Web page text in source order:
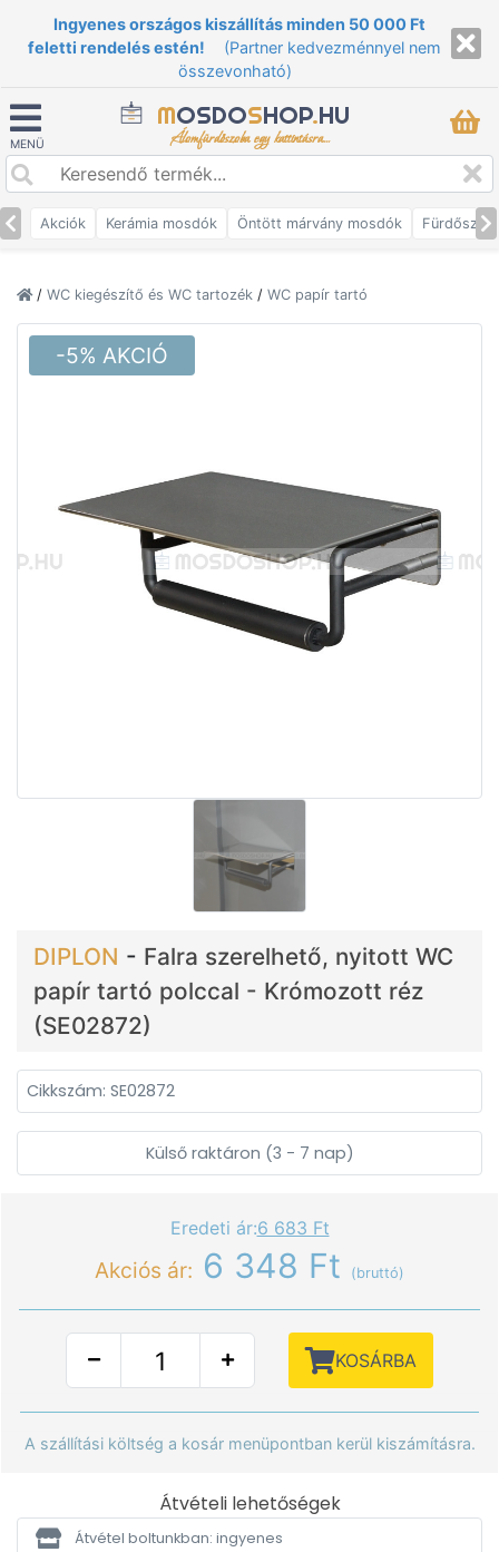
Ingyenes országos kiszállítás minden 50 000 Ft
feletti rendelés estén!
(Partner kedvezménnyel nem
összevonható)
MENÜ
MOSDOSHOP.HU
Álomfürdőszoba egy kattintásra...
Akciók Kerámia mosdók Öntött márvány mosdók
/ WC kiegészítő és WC tartozék / WC papír tartó
-5% AKCIÓ
DIPLON - Falra szerelhető, nyitott WC
papír tartó polccal - Krómozott réz
(SE02872)
Cikkszám: SE02872
Külső raktáron (3 - 7 nap)
Eredeti ár:6 683 Ft
Akciós ár: 6 348 Ft (bruttó)
KOSÁRBA
A szállítási költség a kosár menüpontban kerül kiszámításra.
Átvételi lehetőségek
Átvétel boltunkban: ingyenes